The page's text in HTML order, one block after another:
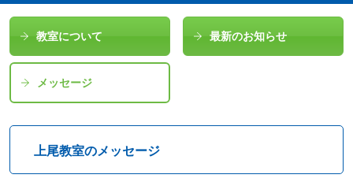
教室について 最新のお知らせ
メッセージ
上尾教室のメッセージ